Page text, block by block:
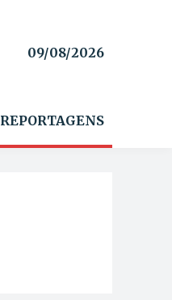
09/08/2026
REPORTAGENS